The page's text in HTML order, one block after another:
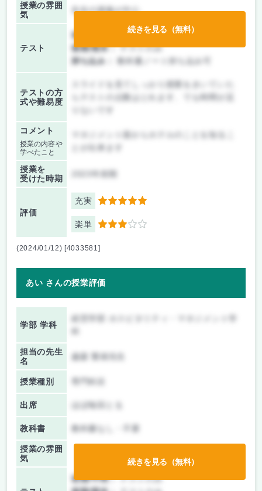
授業の雰囲
気
先生の講義が中心
テスト
前期/中間：
テストのみ
後期/期末：テストのみ
持ち込み：
教科書ノート持ち込み可
テストの方
式や難易度
コメント
授業の内容や
学べたこと
授業を
受けた時期
評価
充実 5
楽単 3
続きを見る（無料）
(2024/01/12) [4033581]
あい さんの授業評価
学部 学科
担当の先生
名
越森 繁雄先生
授業種別
出席 ほぼ毎回とる
教科書 教科書なし・不要
授業の雰囲
気
前期/中間：テストのみ
続きを見る（無料）